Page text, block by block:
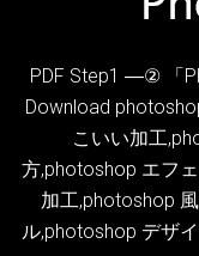
PDF Step1 ―② 「
Download
こいい加工
方,photoshop エフ
加工,photoshop
ル,photoshop デザ